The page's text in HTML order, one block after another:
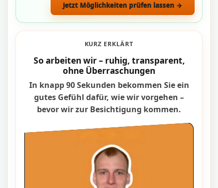
Jetzt Möglichkeiten prüfen lassen →
KURZ ERKLÄRT
So arbeiten wir – ruhig, transparent,
ohne Überraschungen
In knapp 90 Sekunden bekommen Sie ein
gutes Gefühl dafür, wie wir vorgehen –
bevor wir zur Besichtigung kommen.